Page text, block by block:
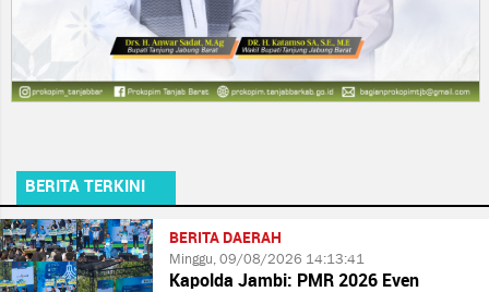
BERITA TERKINI
BERITA DAERAH
Minggu, 09/08/2026 14:13:41
Kapolda Jambi: PMR 2026 Even